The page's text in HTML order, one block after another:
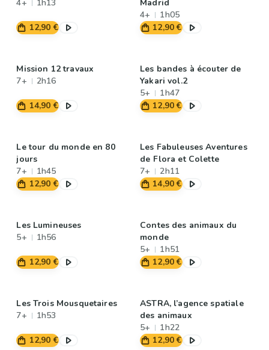
4+
1h13
12,90 €
Madrid
4+
1h05
12,90 €
Mission 12 travaux
7+
2h16
14,90 €
Les bandes à écouter de
Yakari vol.2
5+
1h47
12,90 €
Le tour du monde en 80
jours
7+
1h45
12,90 €
Les Fabuleuses Aventures
de Flora et Colette
7+
2h11
14,90 €
Les Lumineuses
5+
1h56
12,90 €
Contes des animaux du
monde
5+
1h51
12,90 €
Les Trois Mousquetaires
7+
1h53
12,90 €
ASTRA, l’agence spatiale
des animaux
5+
1h22
12,90 €